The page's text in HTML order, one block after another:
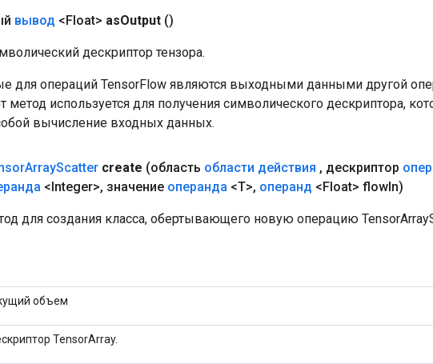
вывод <Float> asOutput ()
дескриптор тензора.
для операций TensorFlow являются выходными данными другой
метод используется для получения символического дескриптора,
вычисление входных данных.
ArrayScatter create (область области действия , дескриптор
<Integer>, значение операнда <T>, операнд <Float> flowIn)
для создания класса, обертывающего новую операцию
объем
TensorArray.